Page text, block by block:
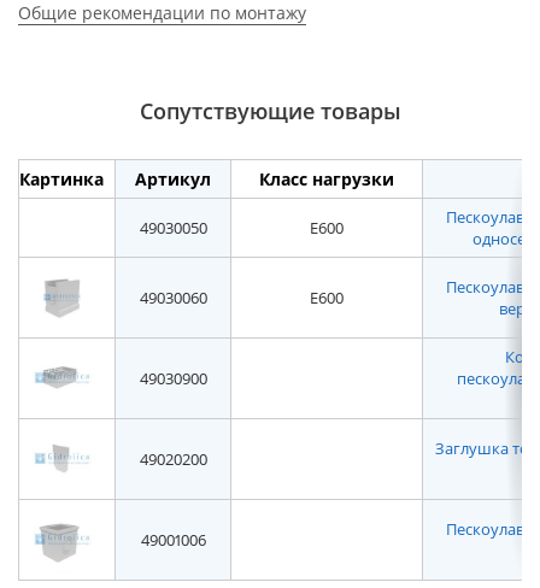
Общие рекомендации по монтажу
Сопутствующие товары
Картинка Артикул Класс нагрузки
49030050 E600
49030060 E600
49030900
49020200 Заглушка
49001006